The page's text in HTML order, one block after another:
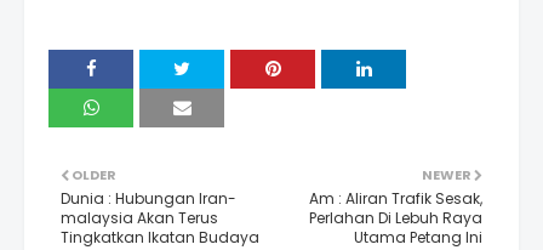
NEWER
Am : Aliran Trafik Sesak,
Perlahan Di Lebuh Raya
Utama Petang Ini
OLDER
Dunia : Hubungan Iran-
malaysia Akan Terus
Tingkatkan Ikatan Budaya